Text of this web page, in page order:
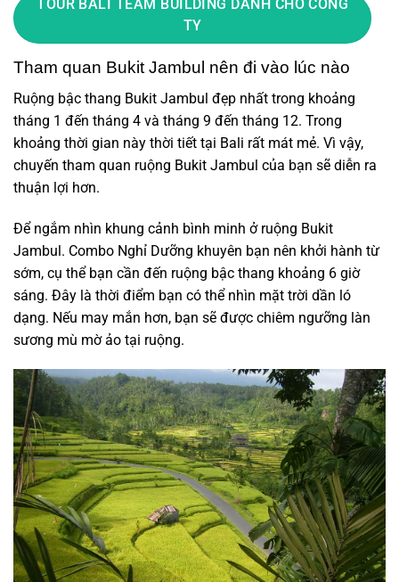
TOUR BALI TEAM BUILDING DÀNH CHO CÔNG
TY
Tham quan Bukit Jambul nên đi vào lúc nào
Ruộng bậc thang Bukit Jambul đẹp nhất trong khoảng
tháng 1 đến tháng 4 và tháng 9 đến tháng 12. Trong
khoảng thời gian này thời tiết tại Bali rất mát mẻ. Vì vậy,
chuyến tham quan ruộng Bukit Jambul của bạn sẽ diễn ra
thuận lợi hơn.
Để ngắm nhìn khung cảnh bình minh ở ruộng Bukit
Jambul. Combo Nghỉ Dưỡng khuyên bạn nên khởi hành từ
sớm, cụ thể bạn cần đến ruộng bậc thang khoảng 6 giờ
sáng. Đây là thời điểm bạn có thể nhìn mặt trời dần ló
dạng. Nếu may mắn hơn, bạn sẽ được chiêm ngưỡng làn
sương mù mờ ảo tại ruộng.